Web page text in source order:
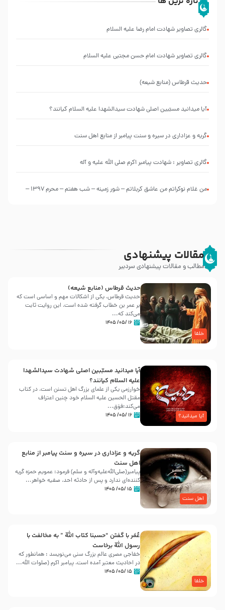
گالری تصاویر شهادت امام رضا علیه السلام
گالری تصاویر شهادت امام حسن مجتبی علیه السلام
حدیث قرطاس (منابع شیعه)
آیا میدانید مسبّبین اصلی شهادت سیدالشهدا علیه ‌السلام کیانند؟
گریه و عزاداری در سیره و سنت پیامبر از منابع اهل سنت
گالری تصاویر : شهادت پیامبر اکرم صلی الله علیه و آله
من غلام نوکراتم من عاشق کربلاتم – شور زمینه – شب هفتم – محرم 1397 –
مقالات پیشنهادی
مطالب و مقالات پیشنهادی سردبیر
خلفا
حدیث قرطاس (منابع شیعه)
حدیث قرطاس، یکی از اشکالات مهم و اساسی است که
بر عمر بن خطاب گرفته شده است، این روایت ثابت
می‌کند که...
۱۶ /۰۵/ ۱۴۰۵
آیا میدانید؟
آیا میدانید مسبّبین اصلی شهادت سیدالشهدا
علیه ‌السلام کیانند؟
خوارزمی یکی از علمای بزرگ اهل تسنن است، در کتاب
مقتل الحسین علیه ‌السلام خود چنین اعتراف
می‌کند:فوَق...
۱۶ /۰۵/ ۱۴۰۵
اهل سنت
گریه و عزاداری در سیره و سنت پیامبر از منابع
اهل سنت
پیامبر(صلی‌الله‌علیه‌وآله و سلم) فرمود: عمویم حمزه گریه
کننده‌ای ندارد و پس از حادثه احد، صفیه خواهر...
۱۵ /۰۵/ ۱۴۰۵
خلفا
عُمَر با گفتن “حسبنا كتاب اللّه ” به مخالفت با
رسول اللّه برخاست
خفاجی مصری عالم بزرگ سنی می‌نویسد : همانطور که
در احادیث معتبر آمده است، پیامبر اکرم (صلوات اللّه...
۱۵ /۰۵/ ۱۴۰۵